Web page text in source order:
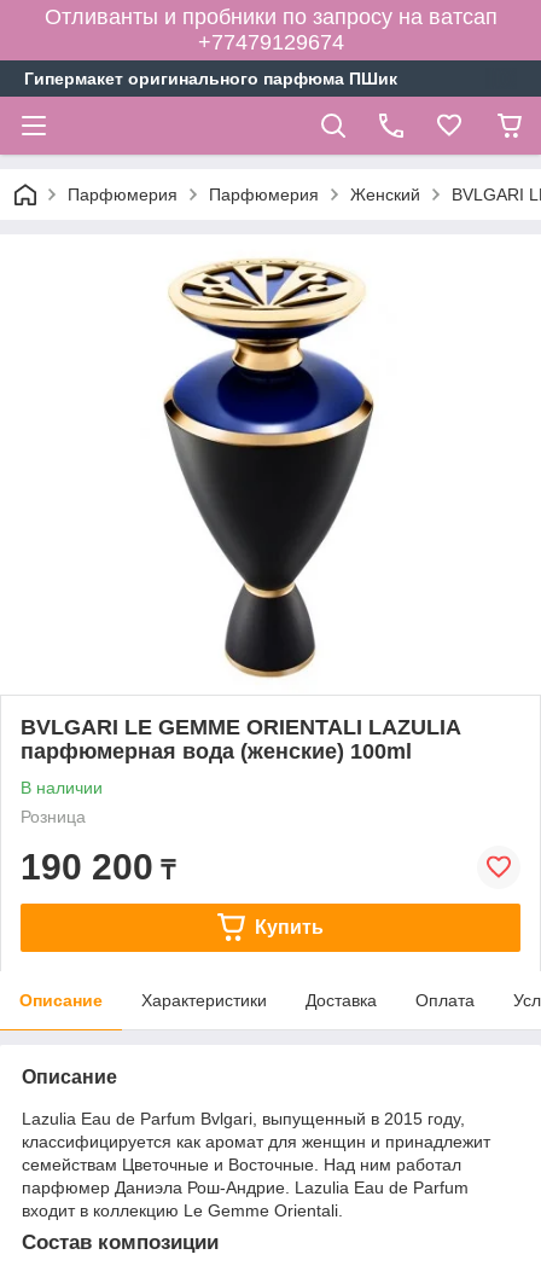
Отливанты и пробники по запросу на ватсап
+77479129674
Гипермакет оригинального парфюма ПШик
Парфюмерия Парфюмерия Женский BVLGARI
BVLGARI LE GEMME ORIENTALI LAZULIA
парфюмерная вода (женские) 100ml
В наличии
Розница
190 200 ₸
Купить
Описание Характеристики Доставка Оплата
Описание
Lazulia Eau de Parfum Bvlgari, выпущенный в 2015 году,
классифицируется как аромат для женщин и принадлежит
семействам Цветочные и Восточные. Над ним работал
парфюмер Даниэла Рош-Андрие. Lazulia Eau de Parfum
входит в коллекцию Le Gemme Orientali.
Состав композиции